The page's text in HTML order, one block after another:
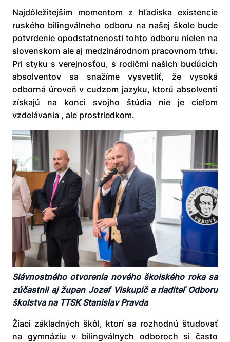
Najdôležitejším momentom z hľadiska existencie
ruského bilingválneho odboru na našej škole bude
potvrdenie opodstatnenosti tohto odboru nielen na
slovenskom ale aj medzinárodnom pracovnom trhu.
Pri styku s verejnosťou, s rodičmi našich budúcich
absolventov sa snažíme vysvetliť, že vysoká
odborná úroveň v cudzom jazyku, ktorú absolventi
získajú na konci svojho štúdia nie je cieľom
vzdelávania , ale prostriedkom.
Slávnostného otvorenia nového školského roka sa
zúčastnil aj župan Jozef Viskupič a riaditeľ Odboru
školstva na TTSK Stanislav Pravda
Žiaci základných škôl, ktorí sa rozhodnú študovať
na gymnáziu v bilingválnych odboroch si často